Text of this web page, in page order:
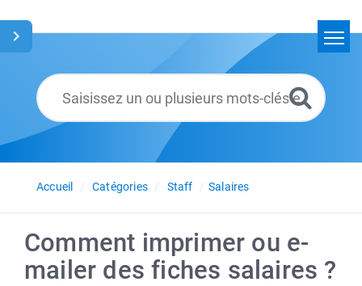
Glossaire
Français
Accueil
Catégories Staff Salaires
Comment imprimer ou e-
mailer des fiches salaires ?